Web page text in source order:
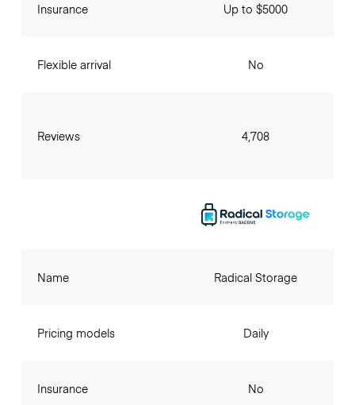
Insurance
Flexible arrival
Reviews
Up to $5000
No
4,708
Name
Pricing models
Insurance
Radical Storage
Daily
No